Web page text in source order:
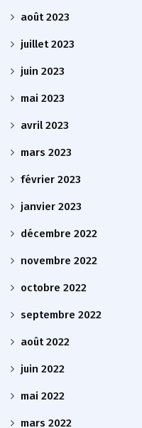
août 2023
juillet 2023
juin 2023
mai 2023
avril 2023
mars 2023
février 2023
janvier 2023
décembre 2022
novembre 2022
octobre 2022
septembre 2022
août 2022
juin 2022
mai 2022
mars 2022